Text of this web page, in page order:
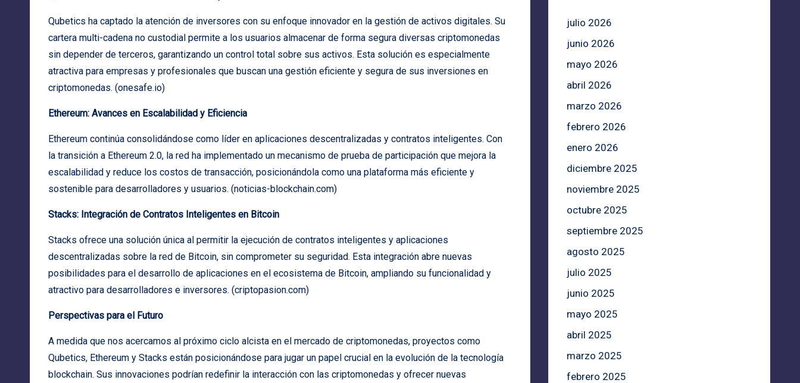
Qubetics ha captado la atención de inversores con su enfoque innovador en la gestión de activos digitales. Su
cartera multi-cadena no custodial permite a los usuarios almacenar de forma segura diversas criptomonedas
sin depender de terceros, garantizando un control total sobre sus activos. Esta solución es especialmente
atractiva para empresas y profesionales que buscan una gestión eficiente y segura de sus inversiones en
criptomonedas. (onesafe.io)
Ethereum: Avances en Escalabilidad y Eficiencia
Ethereum continúa consolidándose como líder en aplicaciones descentralizadas y contratos inteligentes. Con
la transición a Ethereum 2.0, la red ha implementado un mecanismo de prueba de participación que mejora la
escalabilidad y reduce los costos de transacción, posicionándola como una plataforma más eficiente y
sostenible para desarrolladores y usuarios. (noticias-blockchain.com)
Stacks: Integración de Contratos Inteligentes en Bitcoin
Stacks ofrece una solución única al permitir la ejecución de contratos inteligentes y aplicaciones
descentralizadas sobre la red de Bitcoin, sin comprometer su seguridad. Esta integración abre nuevas
posibilidades para el desarrollo de aplicaciones en el ecosistema de Bitcoin, ampliando su funcionalidad y
atractivo para desarrolladores e inversores. (criptopasion.com)
Perspectivas para el Futuro
A medida que nos acercamos al próximo ciclo alcista en el mercado de criptomonedas, proyectos como
Qubetics, Ethereum y Stacks están posicionándose para jugar un papel crucial en la evolución de la tecnología
blockchain. Sus innovaciones podrían redefinir la interacción con las criptomonedas y ofrecer nuevas
julio 2026
junio 2026
mayo 2026
abril 2026
marzo 2026
febrero 2026
enero 2026
diciembre 2025
noviembre 2025
octubre 2025
septiembre 2025
agosto 2025
julio 2025
junio 2025
mayo 2025
abril 2025
marzo 2025
febrero 2025